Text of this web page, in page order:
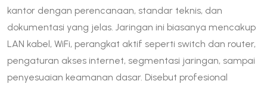
kantor dengan perencanaan, standar teknis, dan
dokumentasi yang jelas. Jaringan ini biasanya mencakup
LAN kabel, WiFi, perangkat aktif seperti switch dan router,
pengaturan akses internet, segmentasi jaringan, sampai
penyesuaian keamanan dasar. Disebut profesional